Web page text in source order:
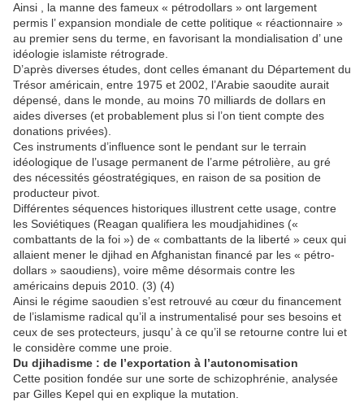
Ainsi , la manne des fameux « pétrodollars » ont largement
permis l’ expansion mondiale de cette politique « réactionnaire »
au premier sens du terme, en favorisant la mondialisation d’ une
idéologie islamiste rétrograde.
D’après diverses études, dont celles émanant du Département du
Trésor américain, entre 1975 et 2002, l’Arabie saoudite aurait
dépensé, dans le monde, au moins 70 milliards de dollars en
aides diverses (et probablement plus si l’on tient compte des
donations privées).
Ces instruments d’influence sont le pendant sur le terrain
idéologique de l’usage permanent de l’arme pétrolière, au gré
des nécessités géostratégiques, en raison de sa position de
producteur pivot.
Différentes séquences historiques illustrent cette usage, contre
les Soviétiques (Reagan qualifiera les moudjahidines («
combattants de la foi ») de « combattants de la liberté » ceux qui
allaient mener le djihad en Afghanistan financé par les « pétro-
dollars » saoudiens), voire même désormais contre les
américains depuis 2010. (3) (4)
Ainsi le régime saoudien s’est retrouvé au cœur du financement
de l’islamisme radical qu’il a instrumentalisé pour ses besoins et
ceux de ses protecteurs, jusqu’ à ce qu’il se retourne contre lui et
le considère comme une proie.
Du djihadisme : de l’exportation à l’autonomisation
Cette position fondée sur une sorte de schizophrénie, analysée
par Gilles Kepel qui en explique la mutation.